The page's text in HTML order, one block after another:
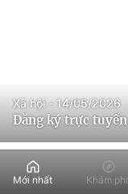
Đăng ký trực
Xã hội - 14/05/2026
Mới nhất Khám